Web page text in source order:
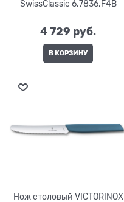
SwissClassic 6.7836.F4B
4 729 руб.
В КОРЗИНУ
Нож столовый VICTORINOX